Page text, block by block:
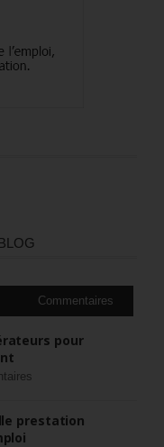
Commentaires
pour
prestation